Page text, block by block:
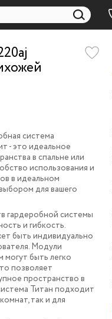
система
- это идеальное
в спальне или
использования и
в идеальном
для вашего
гардеробной системы
и гибкость.
быть индивидуально
Модули
быть легко
позволяет
пространство в
Титан подходит
так и для